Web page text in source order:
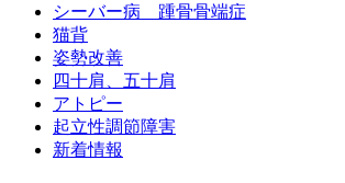
シーバー病 踵骨骨端症
猫背
姿勢改善
四十肩、五十肩
アトピー
起立性調節障害
新着情報